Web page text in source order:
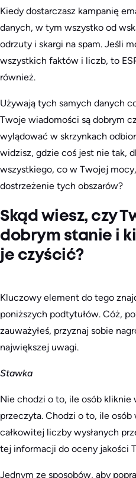
Kiedy dostarczasz kampanię
danych, w tym wszystko od
odrzuty i skargi na spam. Jeśli
wszystkich faktów i liczb, to
również.
Używają tych samych danych
Twoje wiadomości są dobrym
wylądować w skrzynkach
widzisz, gdzie coś jest nie tak,
wszystkiego, co w Twojej
dostrzeżenie tych obszarów?
Skąd wiesz, czy
dobrym stanie i
je czyścić?
Kluczowy element do tego
poniższych podtytułów. Cóż,
zauważyłeś, przyznaj sobie
największej uwagi.
Stawka
Nie chodzi o to, ile osób kliknie
przeczyta. Chodzi o to, ile osób
całkowitej liczby wysłanych
tej informacji do oceny jakości
Jednym ze sposobów, aby